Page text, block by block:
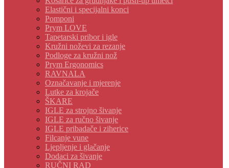
Elastični i specijalni konci
Pomponi
Prym LOVE
Tapetarski pribor i igle
Kružni noževi za rezanje
Podloge za kružni nož
Prym Ergonomics
RAVNALA
Označavanje i mjerenje
Lutke za krojače
ŠKARE
IGLE za strojno šivanje
IGLE za ručno šivanje
IGLE pribadače i ziherice
Filcanje vune
Ljepljenje i glačanje
Dodaci za šivanje
RUČNI RAD